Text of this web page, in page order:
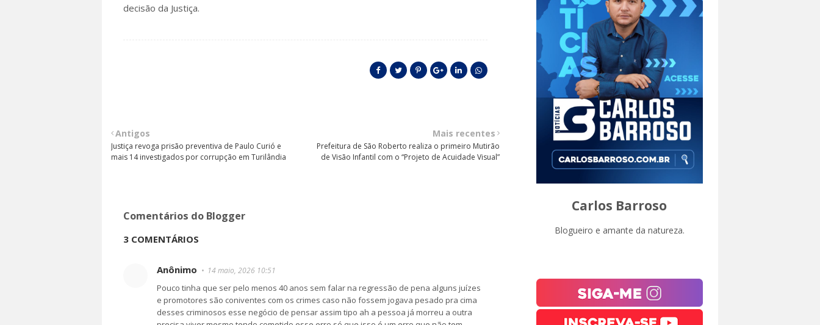
decisão da Justiça.
Mais recentes
Prefeitura de São Roberto realiza o primeiro Mutirão
de Visão Infantil com o “Projeto de Acuidade Visual”
Antigos
Justiça revoga prisão preventiva de Paulo Curió e
mais 14 investigados por corrupção em Turilândia
Comentários do Blogger
3 COMENTÁRIOS
Anônimo 14 maio, 2026 10:51
Pouco tinha que ser pelo menos 40 anos sem falar na regressão de pena alguns juízes
e promotores são coniventes com os crimes caso não fossem jogava pesado pra cima
desses criminosos esse negócio de pensar assim tipo ah a pessoa já morreu a outra
Carlos Barroso
Blogueiro e amante da natureza.